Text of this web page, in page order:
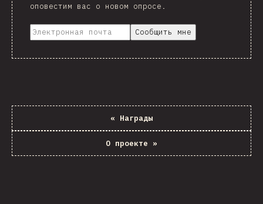
оповестим вас о новом опросе.
Сообщить мне
« Награды
О проекте »